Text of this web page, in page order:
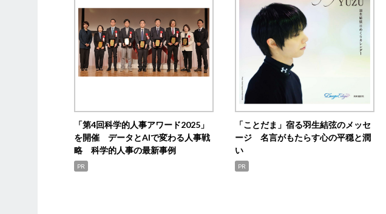
「第4回科学的人事アワード2025」
を開催 データとAIで変わる人事戦
略 科学的人事の最新事例
PR
「ことだま」宿る羽生結弦のメッセ
ージ 名言がもたらす心の平穏と潤
い
PR